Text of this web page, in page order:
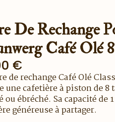
De Rechange
Café Olé 8
€
de rechange Café Olé
une cafetière à piston de
ou ébréché. Sa capacité de
généreuse à partager.